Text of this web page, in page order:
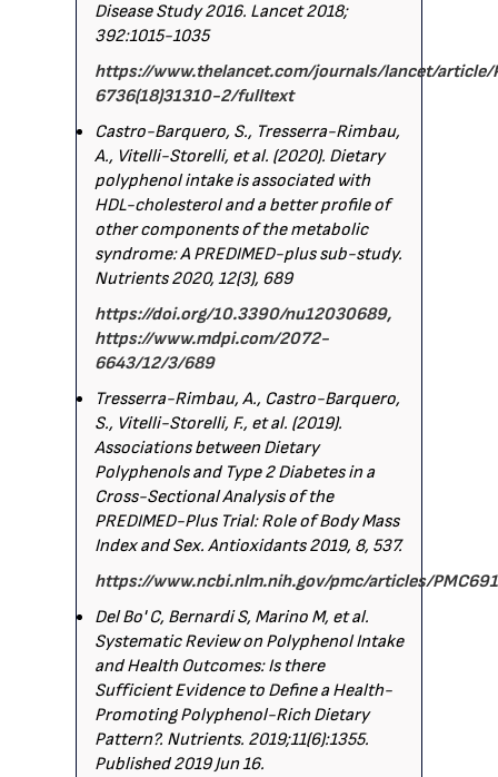
Disease Study 2016. Lancet 2018;
392:1015-1035
https://www.thelancet.com/journals/lancet/article/
6736(18)31310-2/fulltext
Castro-Barquero, S., Tresserra-Rimbau,
A., Vitelli-Storelli, et al. (2020). Dietary
polyphenol intake is associated with
HDL-cholesterol and a better profile of
other components of the metabolic
syndrome: A PREDIMED-plus sub-study.
Nutrients 2020, 12(3), 689
https://doi.org/10.3390/nu12030689,
https://www.mdpi.com/2072-
6643/12/3/689
Tresserra-Rimbau, A., Castro-Barquero,
S., Vitelli-Storelli, F., et al. (2019).
Associations between Dietary
Polyphenols and Type 2 Diabetes in a
Cross-Sectional Analysis of the
PREDIMED-Plus Trial: Role of Body Mass
Index and Sex. Antioxidants 2019, 8, 537.
https://www.ncbi.nlm.nih.gov/pmc/articles/
Del Bo' C, Bernardi S, Marino M, et al.
Systematic Review on Polyphenol Intake
and Health Outcomes: Is there
Sufficient Evidence to Define a Health-
Promoting Polyphenol-Rich Dietary
Pattern?. Nutrients. 2019;11(6):1355.
Published 2019 Jun 16.